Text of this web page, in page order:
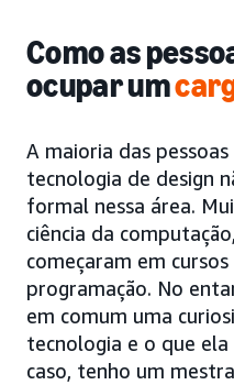
Como as
ocupar um
A maioria das
tecnologia de design
formal nessa área.
ciência da
começaram em
programação. No
em comum uma
tecnologia e o que
caso, tenho um